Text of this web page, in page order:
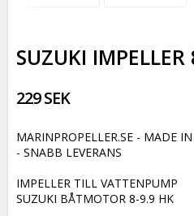
SUZUKI
229 SEK
MARINPROPELLER.SE - MADE
- SNABB LEVERANS
IMPELLER TILL VATTENPUMP
SUZUKI BÅTMOTOR 8-9.9 HK